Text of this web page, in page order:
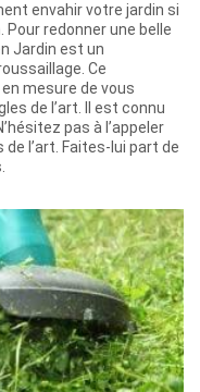
envahir votre jardin si
redonner une belle
Jardin est un
Ce
mesure de vous
de l’art. Il est connu
pas à l’appeler
l’art. Faites-lui part de